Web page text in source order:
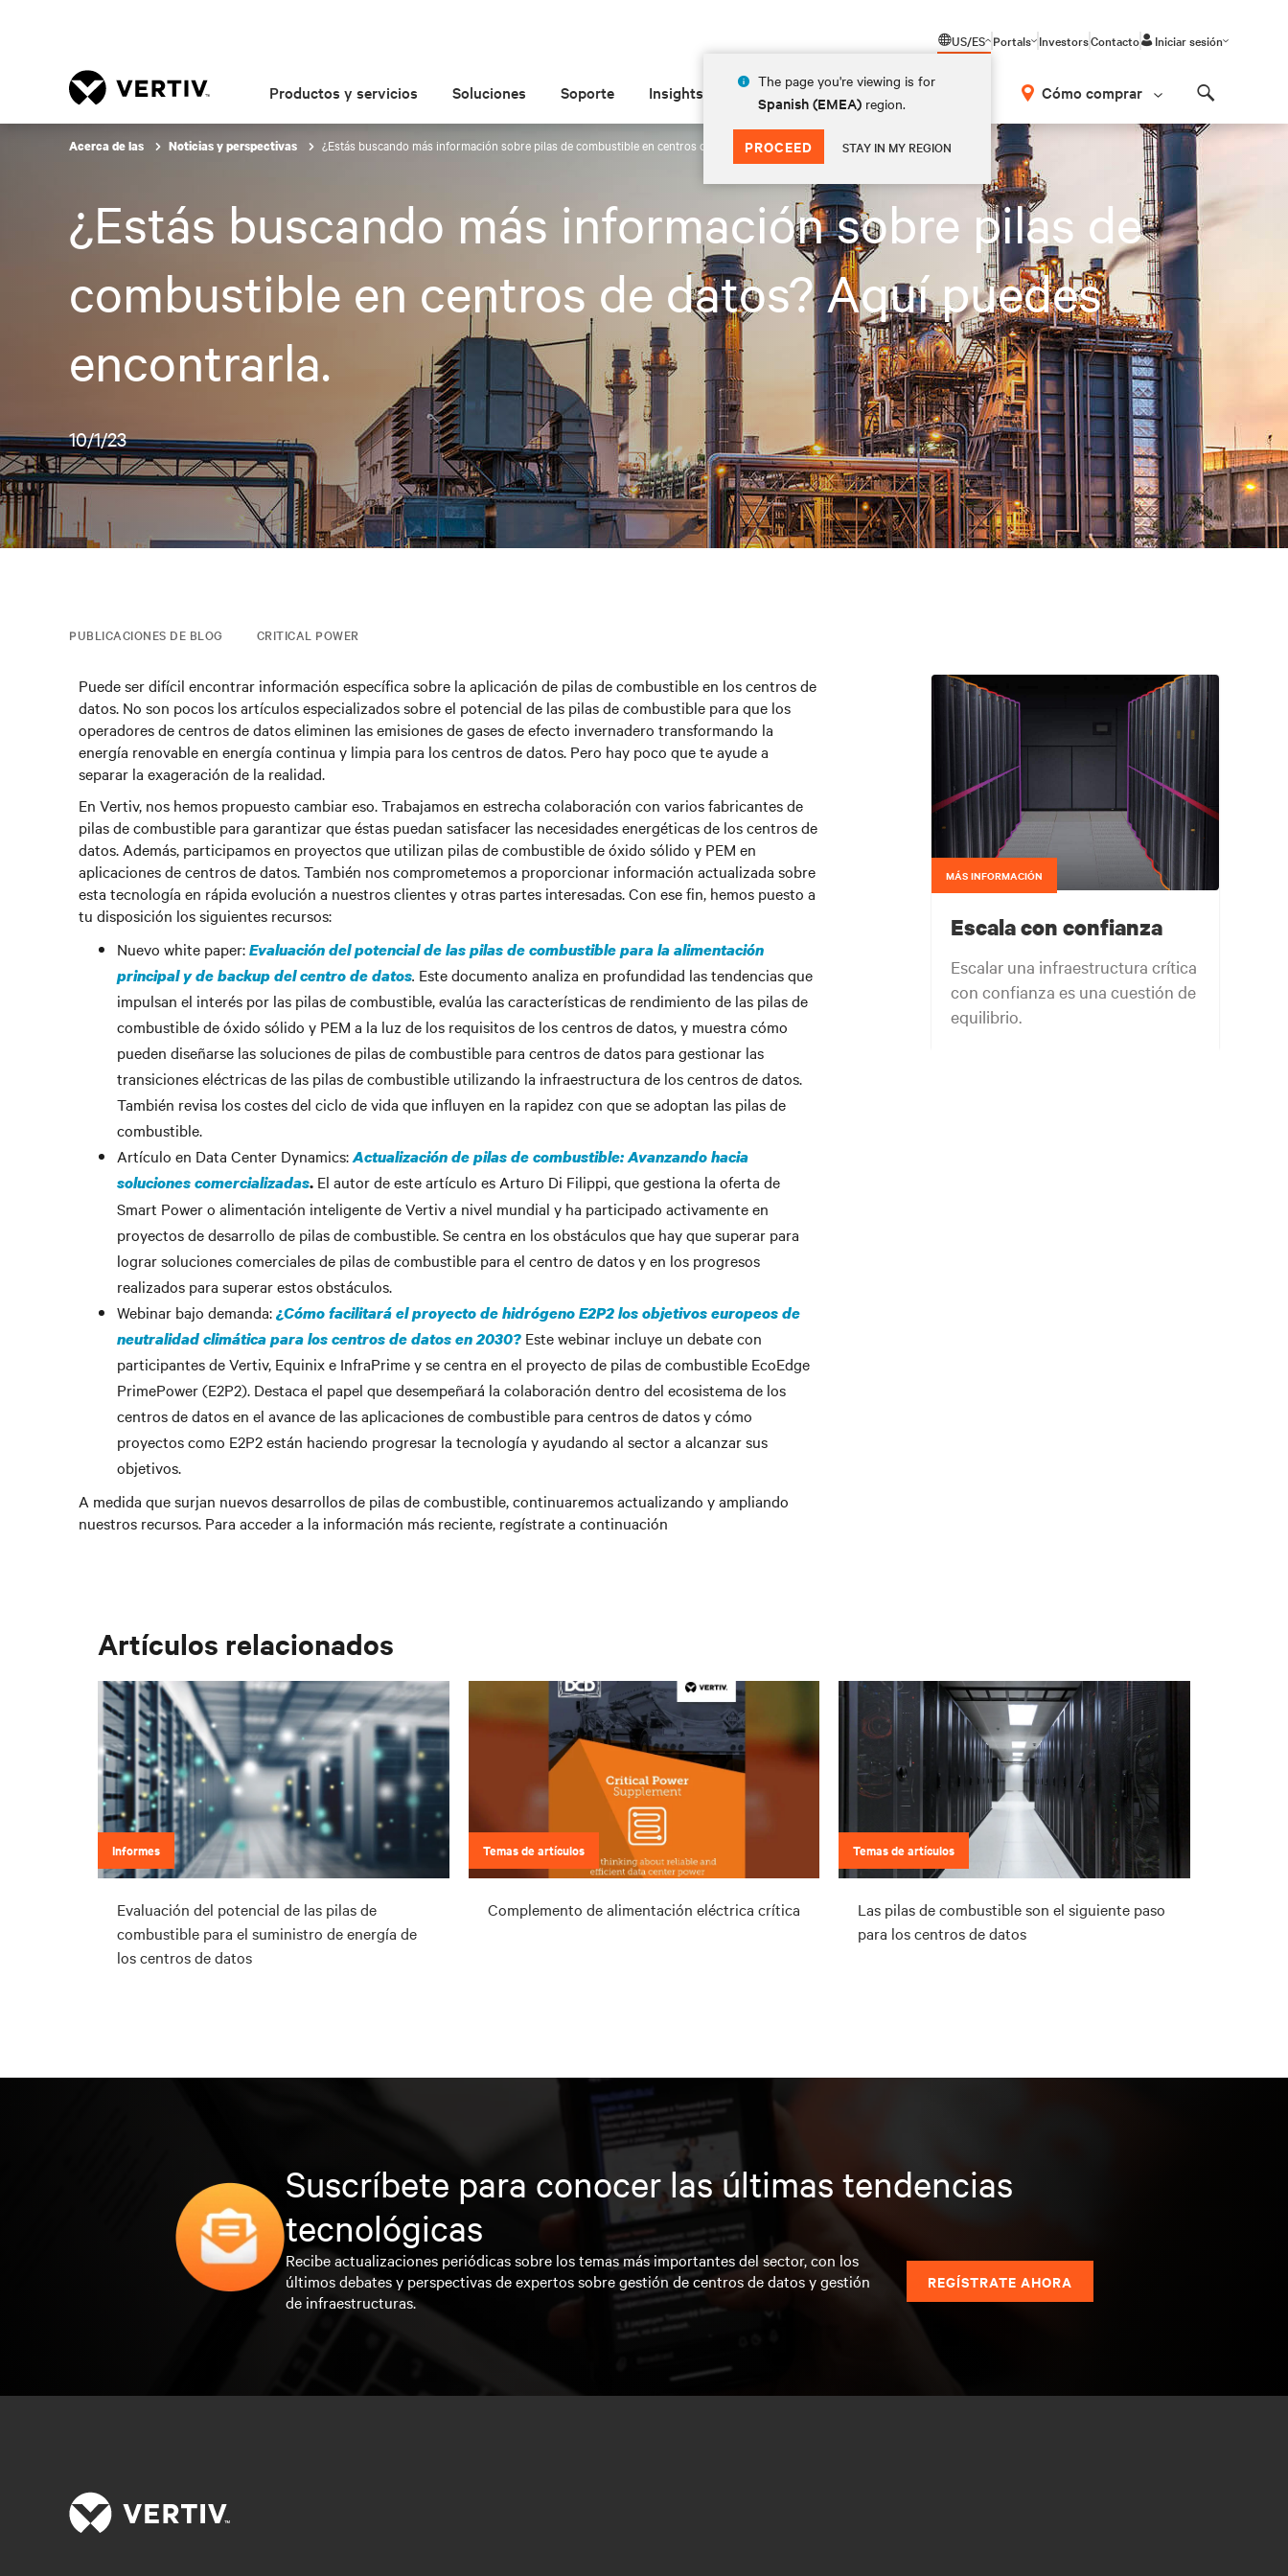
US/ES
The page you're viewing is for
Spanish (EMEA) region.
PROCEED STAY IN MY REGION
Portals InvestorsContacto Iniciar sesión
Productos y servicios Soluciones Soporte Insights Acerca de las Cómo comprar
Acerca de las Noticias y perspectivas ¿Estás buscando más información sobre pilas de combustible en centros de datos? Aquí puedes encontrarla.
¿Estás buscando más información sobre pilas de
combustible en centros de datos? Aquí puedes
encontrarla.
10/1/23
PUBLICACIONES DE BLOG CRITICAL POWER
Puede ser difícil encontrar información específica sobre la aplicación de pilas de combustible en los centros de
datos. No son pocos los artículos especializados sobre el potencial de las pilas de combustible para que los
operadores de centros de datos eliminen las emisiones de gases de efecto invernadero transformando la
energía renovable en energía continua y limpia para los centros de datos. Pero hay poco que te ayude a
separar la exageración de la realidad.
En Vertiv, nos hemos propuesto cambiar eso. Trabajamos en estrecha colaboración con varios fabricantes de
pilas de combustible para garantizar que éstas puedan satisfacer las necesidades energéticas de los centros de
datos. Además, participamos en proyectos que utilizan pilas de combustible de óxido sólido y PEM en
aplicaciones de centros de datos. También nos comprometemos a proporcionar información actualizada sobre
esta tecnología en rápida evolución a nuestros clientes y otras partes interesadas. Con ese fin, hemos puesto a
tu disposición los siguientes recursos:
Nuevo white paper:Evaluación del potencial de las pilas de combustible para la alimentación
principal y de backup del centro de datos. Este documento analiza en profundidad las tendencias que
impulsan el interés por las pilas de combustible, evalúa las características de rendimiento de las pilas de
combustible de óxido sólido y PEM a la luz de los requisitos de los centros de datos, y muestra cómo
pueden diseñarse las soluciones de pilas de combustible para centros de datos para gestionar las
transiciones eléctricas de las pilas de combustible utilizando la infraestructura de los centros de datos.
También revisa los costes del ciclo de vida que influyen en la rapidez con que se adoptan las pilas de
combustible.
Artículo en Data Center Dynamics:Actualización de pilas de combustible: Avanzando hacia
soluciones comercializadas. El autor de este artículo es Arturo Di Filippi, que gestiona la oferta de
Smart Power o alimentación inteligente de Vertiv a nivel mundial y ha participado activamente en
proyectos de desarrollo de pilas de combustible. Se centra en los obstáculos que hay que superar para
lograr soluciones comerciales de pilas de combustible para el centro de datos y en los progresos
realizados para superar estos obstáculos.
Webinar bajo demanda:¿Cómo facilitará el proyecto de hidrógeno E2P2 los objetivos europeos de
neutralidad climática para los centros de datos en 2030? Este webinar incluye un debate con
participantes de Vertiv, Equinix e InfraPrime y se centra en el proyecto de pilas de combustible EcoEdge
PrimePower (E2P2). Destaca el papel que desempeñará la colaboración dentro del ecosistema de los
centros de datos en el avance de las aplicaciones de combustible para centros de datos y cómo
proyectos como E2P2 están haciendo progresar la tecnología y ayudando al sector a alcanzar sus
objetivos.
A medida que surjan nuevos desarrollos de pilas de combustible, continuaremos actualizando y ampliando
nuestros recursos. Para acceder a la información más reciente, regístrate a continuación
MÁS INFORMACIÓN
Escala con confianza
Escalar una infraestructura crítica
con confianza es una cuestión de
equilibrio.
Artículos relacionados
Informes
Evaluación del potencial de las pilas de
combustible para el suministro de energía de
los centros de datos
Temas de artículos
Complemento de alimentación eléctrica crítica
Temas de artículos
Las pilas de combustible son el siguiente paso
para los centros de datos
Suscríbete para conocer las últimas tendencias
tecnológicas
Recibe actualizaciones periódicas sobre los temas más importantes del sector, con los
últimos debates y perspectivas de expertos sobre gestión de centros de datos y gestión
de infraestructuras.
REGÍSTRATE AHORA